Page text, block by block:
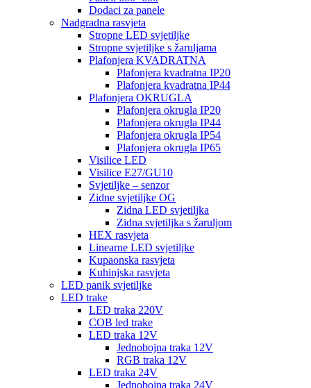
Dodaci za panele
Nadgradna rasvjeta
Stropne LED svjetiljke
Stropne svjetiljke s žaruljama
Plafonjera KVADRATNA
Plafonjera kvadratna IP20
Plafonjera kvadratna IP44
Plafonjera OKRUGLA
Plafonjera okrugla IP20
Plafonjera okrugla IP44
Plafonjera okrugla IP54
Plafonjera okrugla IP65
Visilice LED
Visilice E27/GU10
Svjetiljke – senzor
Zidne svjetiljke OG
Zidna LED svjetiljka
Zidna svjetiljka s žaruljom
HEX rasvjeta
Linearne LED svjetiljke
Kupaonska rasvjeta
Kuhinjska rasvjeta
LED panik svjetiljke
LED trake
LED traka 220V
COB led trake
LED traka 12V
Jednobojna traka 12V
RGB traka 12V
LED traka 24V
Jednobojna traka 24V